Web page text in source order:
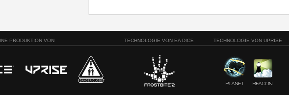
PRODUKTION VON TECHNOLOGIE VON EA DICE TECHNOLOGIE VON UPRISE